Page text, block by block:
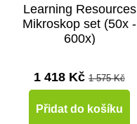
Learning Resources
Mikroskop set (50x -
600x)
1 418 Kč 1 575 Kč
Přidat do košíku